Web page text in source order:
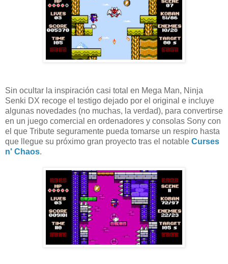
Sin ocultar la inspiración casi total en Mega Man, Ninja
Senki DX recoge el testigo dejado por el original e incluye
algunas novedades (no muchas, la verdad), para convertirse
en un juego comercial en ordenadores y consolas Sony con
el que Tribute seguramente pueda tomarse un respiro hasta
que llegue su próximo gran proyecto tras el notable Curses
n' Chaos.